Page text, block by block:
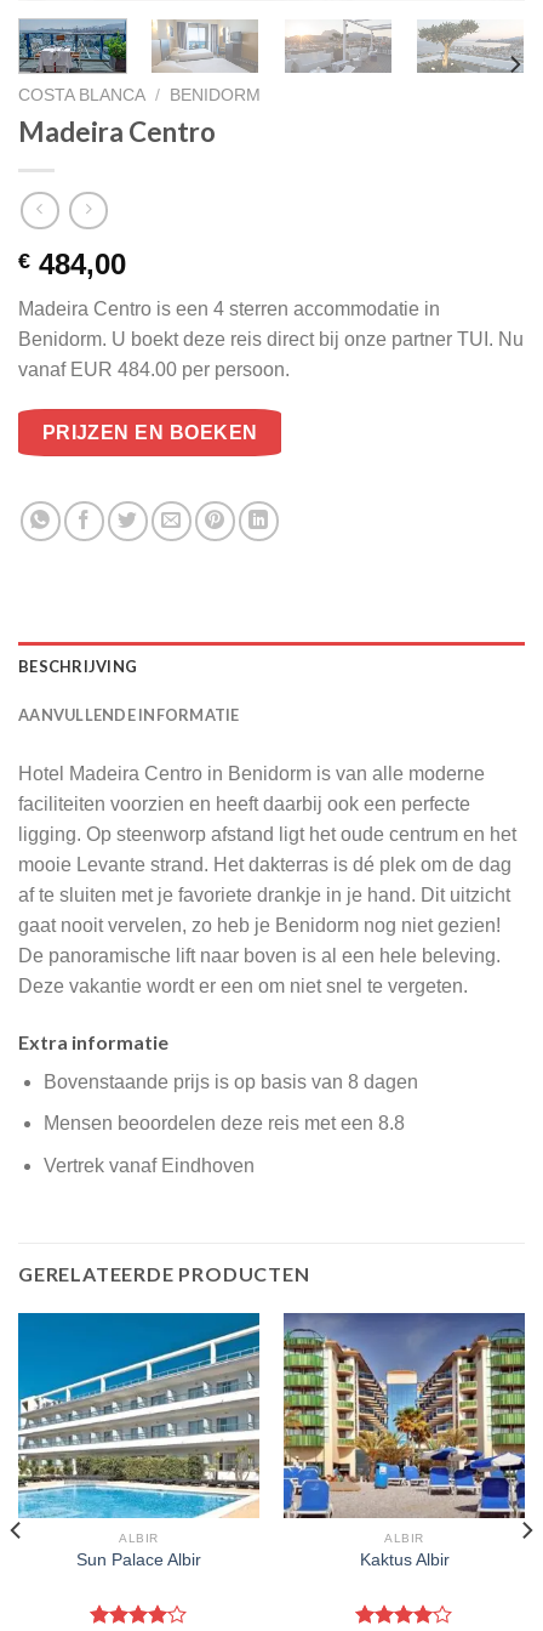
COSTA BLANCA / BENIDORM
Madeira Centro
€ 484,00
Madeira Centro is een 4 sterren accommodatie in
Benidorm. U boekt deze reis direct bij onze partner TUI. Nu
vanaf EUR 484.00 per persoon.
PRIJZEN EN BOEKEN
BESCHRIJVING
AANVULLENDE INFORMATIE
Hotel Madeira Centro in Benidorm is van alle moderne
faciliteiten voorzien en heeft daarbij ook een perfecte
ligging. Op steenworp afstand ligt het oude centrum en het
mooie Levante strand. Het dakterras is dé plek om de dag
af te sluiten met je favoriete drankje in je hand. Dit uitzicht
gaat nooit vervelen, zo heb je Benidorm nog niet gezien!
De panoramische lift naar boven is al een hele beleving.
Deze vakantie wordt er een om niet snel te vergeten.
Extra informatie
Bovenstaande prijs is op basis van 8 dagen
Mensen beoordelen deze reis met een 8.8
Vertrek vanaf Eindhoven
GERELATEERDE PRODUCTEN
ALBIR
Sun Palace Albir
ALBIR
Kaktus Albir